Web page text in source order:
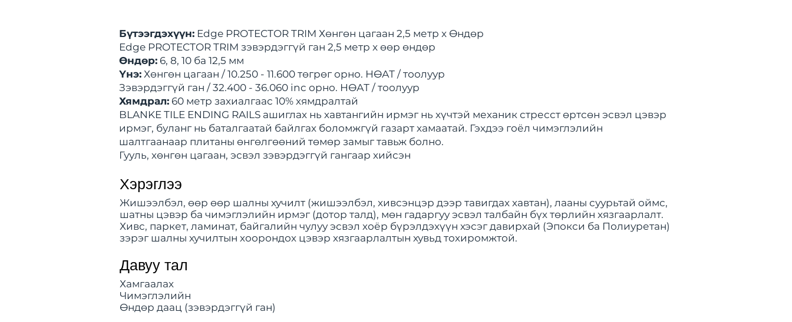
Бүтээгдэхүүн: Edge PROTECTOR TRIM Хөнгөн цагаан 2,5 метр x Өндөр
Edge PROTECTOR TRIM зэвэрдэггүй ган 2,5 метр x өөр өндөр
Өндөр: 6, 8, 10 ба 12,5 мм
Үнэ: Хөнгөн цагаан / 10.250 - 11.600 төгрөг орно. НӨАТ / тоолуур
Зэвэрдэггүй ган / 32.400 - 36.060 inc орно. НӨАТ / тоолуур
Хямдрал: 60 метр захиалгаас 10% хямдралтай
BLANKE TILE ENDING RAILS ашиглах нь хавтангийн ирмэг нь хүчтэй механик стресст өртсөн эсвэл цэвэр
ирмэг, буланг нь баталгаатай байлгах боломжгүй газарт хамаатай. Гэхдээ гоёл чимэглэлийн
шалтгаанаар плитаны өнгөлгөөний төмөр замыг тавьж болно.
Гууль, хөнгөн цагаан, эсвэл зэвэрдэггүй гангаар хийсэн
Хэрэглээ
Жишээлбэл, өөр өөр шалны хучилт (жишээлбэл, хивсэнцэр дээр тавигдах хавтан), лааны суурьтай оймс,
шатны цэвэр ба чимэглэлийн ирмэг (дотор талд), мөн гадаргуу эсвэл талбайн бүх төрлийн хязгаарлалт.
Хивс, паркет, ламинат, байгалийн чулуу эсвэл хоёр бүрэлдэхүүн хэсэг давирхай (Эпокси ба Полиуретан)
зэрэг шалны хучилтын хоорондох цэвэр хязгаарлалтын хувьд тохиромжтой.
Давуу тал
Хамгаалах
Чимэглэлийн
Өндөр даац (зэвэрдэггүй ган)